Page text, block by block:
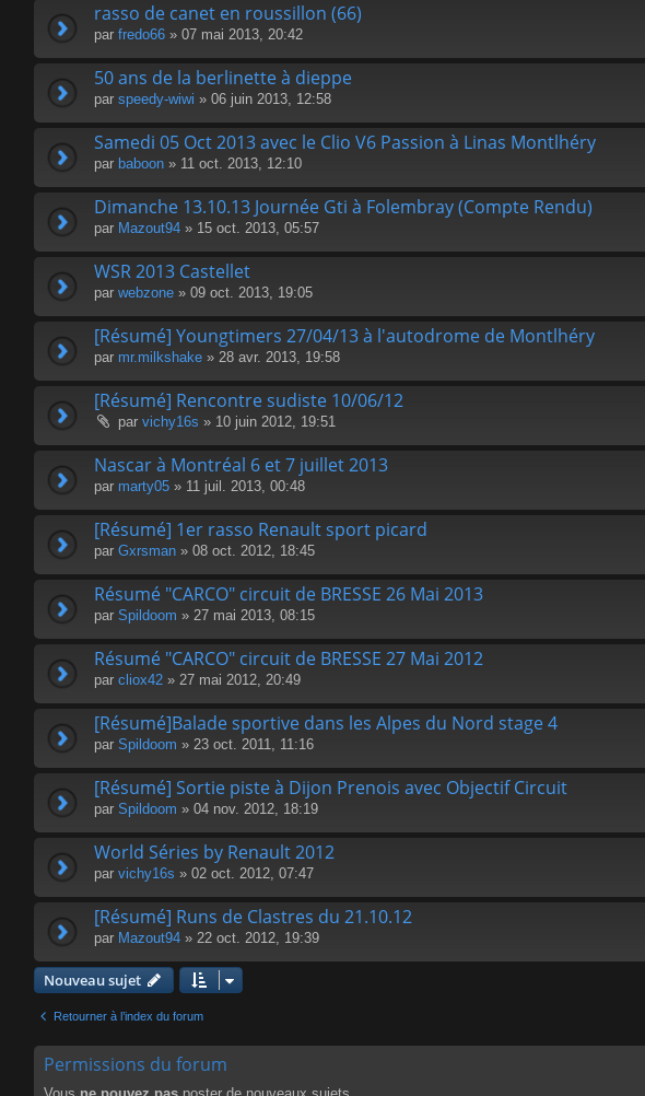
rasso de canet en roussillon (66)
par fredo66 » 07 mai 2013, 20:42
50 ans de la berlinette à dieppe
par speedy-wiwi » 06 juin 2013, 12:58
Samedi 05 Oct 2013 avec le Clio V6 Passion à Linas Montlhéry
par baboon » 11 oct. 2013, 12:10
Dimanche 13.10.13 Journée Gti à Folembray (Compte Rendu)
par Mazout94 » 15 oct. 2013, 05:57
WSR 2013 Castellet
par webzone » 09 oct. 2013, 19:05
[Résumé] Youngtimers 27/04/13 à l'autodrome de Montlhéry
par mr.milkshake » 28 avr. 2013, 19:58
[Résumé] Rencontre sudiste 10/06/12
par vichy16s » 10 juin 2012, 19:51
Nascar à Montréal 6 et 7 juillet 2013
par marty05 » 11 juil. 2013, 00:48
[Résumé] 1er rasso Renault sport picard
par Gxrsman » 08 oct. 2012, 18:45
Résumé "CARCO" circuit de BRESSE 26 Mai 2013
par Spildoom » 27 mai 2013, 08:15
Résumé "CARCO" circuit de BRESSE 27 Mai 2012
par cliox42 » 27 mai 2012, 20:49
[Résumé]Balade sportive dans les Alpes du Nord stage 4
par Spildoom » 23 oct. 2011, 11:16
[Résumé] Sortie piste à Dijon Prenois avec Objectif Circuit
par Spildoom » 04 nov. 2012, 18:19
World Séries by Renault 2012
par vichy16s » 02 oct. 2012, 07:47
[Résumé] Runs de Clastres du 21.10.12
par Mazout94 » 22 oct. 2012, 19:39
Nouveau sujet
Retourner à l’index du forum
Permissions du forum